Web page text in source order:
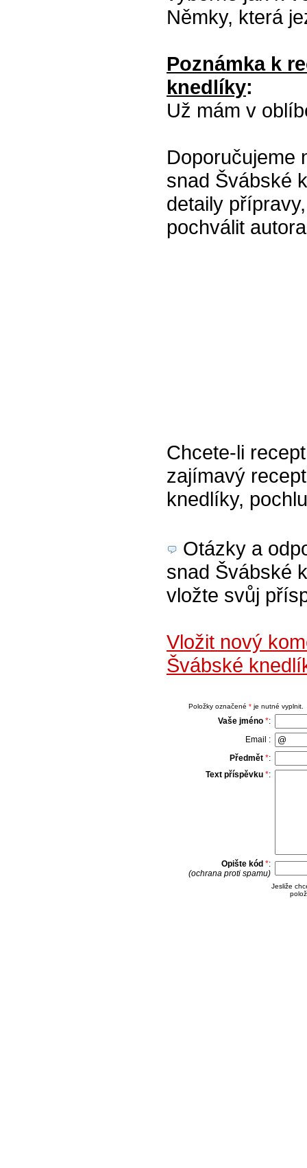
Němky, která
Poznámka k
knedlíky:
Už mám v
Doporučujeme
snad Švábské
detaily
pochválit
Chcete-li
zajímavý
knedlíky,
Otázky a
snad Švábské
vložte svůj
Vložit nový
Švábské
Položky označené *je nutné vyplnit.
Vaše jméno *:
Email :
Předmět *:
Text příspěvku *:
Opište kód *:
(ochrana proti spamu)
Jesliže